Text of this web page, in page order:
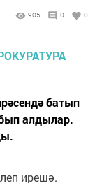
905 0 0
батып
алдылар.
ирешә.